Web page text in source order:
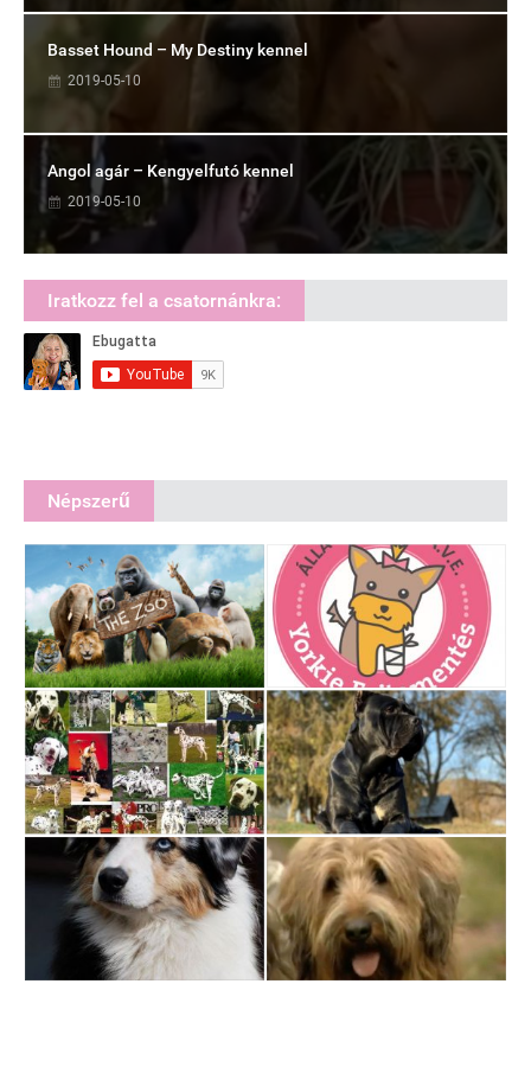
Basset Hound – My Destiny kennel
2019-05-10
Angol agár – Kengyelfutó kennel
2019-05-10
Iratkozz fel a csatornánkra:
Népszerű